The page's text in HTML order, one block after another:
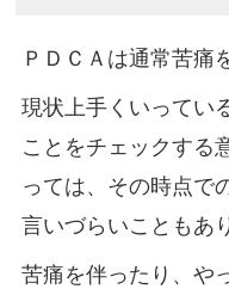
ＰＤＣＡは通常苦痛
現状上手くいってい
ことをチェックする
っては、その時点で
言いづらいこともあ
苦痛を伴ったり、や